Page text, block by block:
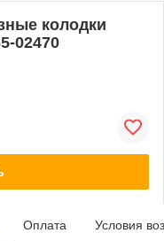
колодки
02470
Оплата Условия